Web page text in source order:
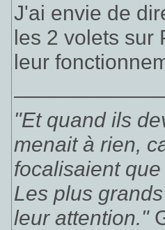
J'ai envie de
les 2 volets sur
leur
"Et quand ils
menait à rien,
focalisaient
Les plus
leur attention."